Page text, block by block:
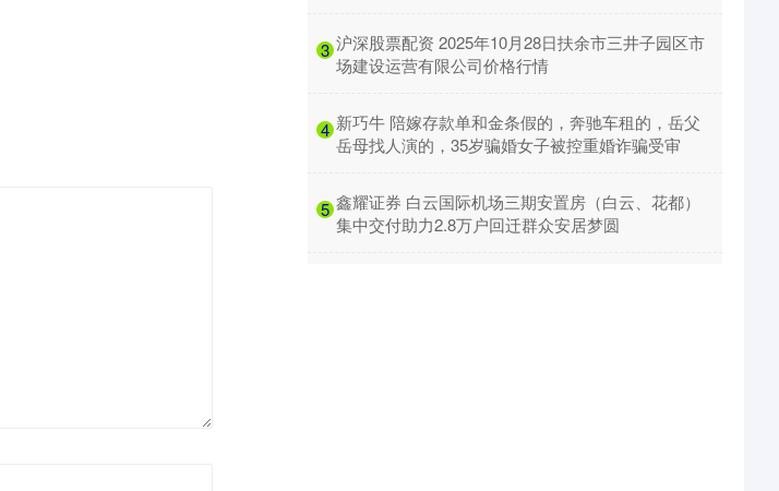
3 ​沪深股票配资 2025年10月28日扶余市三井子园区市
场建设运营有限公司价格行情
4 ​新巧牛 陪嫁存款单和金条假的，奔驰车租的，岳父
岳母找人演的，35岁骗婚女子被控重婚诈骗受审
5 ​鑫耀证券 白云国际机场三期安置房（白云、花都）
集中交付助力2.8万户回迁群众安居梦圆